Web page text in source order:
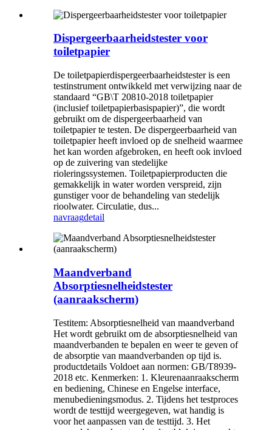
Dispergeerbaarheidstester voor
toiletpapier
De toiletpapierdispergeerbaarheidstester is een
testinstrument ontwikkeld met verwijzing naar de
standaard “GB\T 20810-2018 toiletpapier
(inclusief toiletpapierbasispapier)”, die wordt
gebruikt om de dispergeerbaarheid van
toiletpapier te testen. De dispergeerbaarheid van
toiletpapier heeft invloed op de snelheid waarmee
het kan worden afgebroken, en heeft ook invloed
op de zuivering van stedelijke
rioleringssystemen. Toiletpapierproducten die
gemakkelijk in water worden verspreid, zijn
gunstiger voor de behandeling van stedelijk
rioolwater. Circulatie, dus...
navraagdetail
Maandverband
Absorptiesnelheidstester
(aanraakscherm)
Testitem: Absorptiesnelheid van maandverband
Het wordt gebruikt om de absorptiesnelheid van
maandverbanden te bepalen en weer te geven of
de absorptie van maandverbanden op tijd is.
productdetails Voldoet aan normen: GB/T8939-
2018 etc. Kenmerken: 1. Kleurenaanraakscherm
en bediening, Chinese en Engelse interface,
menubedieningsmodus. 2. Tijdens het testproces
wordt de testtijd weergegeven, wat handig is
voor het aanpassen van de testtijd. 3. Het